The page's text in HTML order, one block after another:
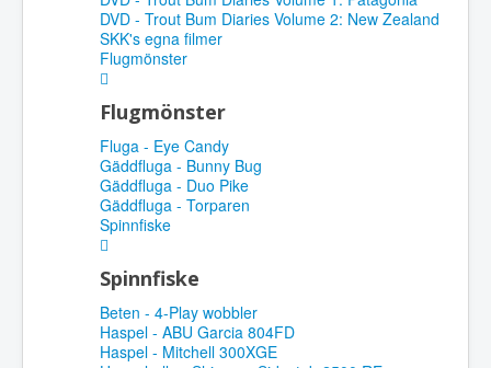
DVD - Trout Bum Diaries Volume 2: New Zealand
SKK's egna filmer
Flugmönster
Flugmönster
Fluga - Eye Candy
Gäddfluga - Bunny Bug
Gäddfluga - Duo Pike
Gäddfluga - Torparen
Spinnfiske
Spinnfiske
Beten - 4-Play wobbler
Haspel - ABU Garcia 804FD
Haspel - Mitchell 300XGE